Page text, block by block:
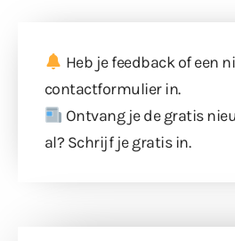
Heb je feedback of een
contactformulierin.
Ontvang je de gratis
al? Schrijf je gratis in.